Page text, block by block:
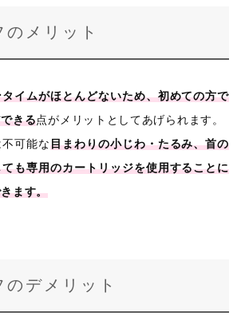
のメリット
タイムがほとんどないため、初めての方で
きる点がメリットとしてあげられます。
不可能な目まわりの小じわ・たるみ、首の
も専用のカートリッジを使用することに
ます。
のデメリット